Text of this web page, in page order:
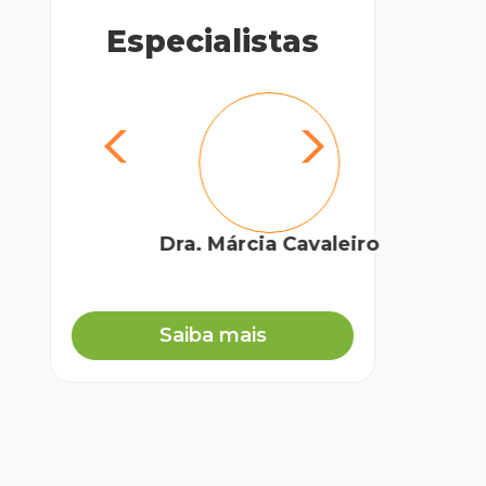
Especialistas
Dra. Márcia Cavaleiro
Saiba mais